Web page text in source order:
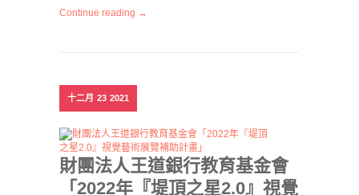
Continue reading →
十二月 23 2021
財團法人王道銀行教育基金會
「2022年『堤頂之星2.0』視覺